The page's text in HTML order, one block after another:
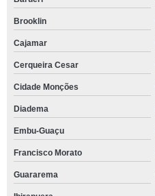
Brooklin
Cajamar
Cerqueira Cesar
Cidade Monções
Diadema
Embu-Guaçu
Francisco Morato
Guararema